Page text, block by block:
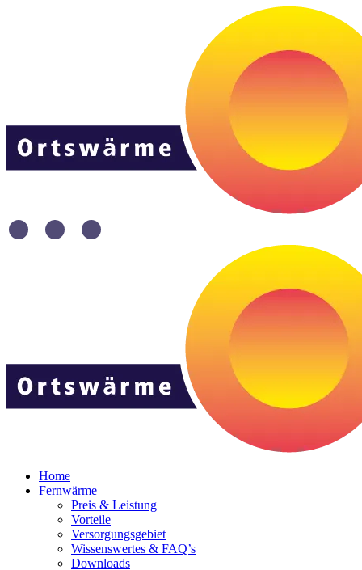
Home
Fernwärme
Preis & Leistung
Vorteile
Versorgungsgebiet
Wissenswertes & FAQ’s
Downloads